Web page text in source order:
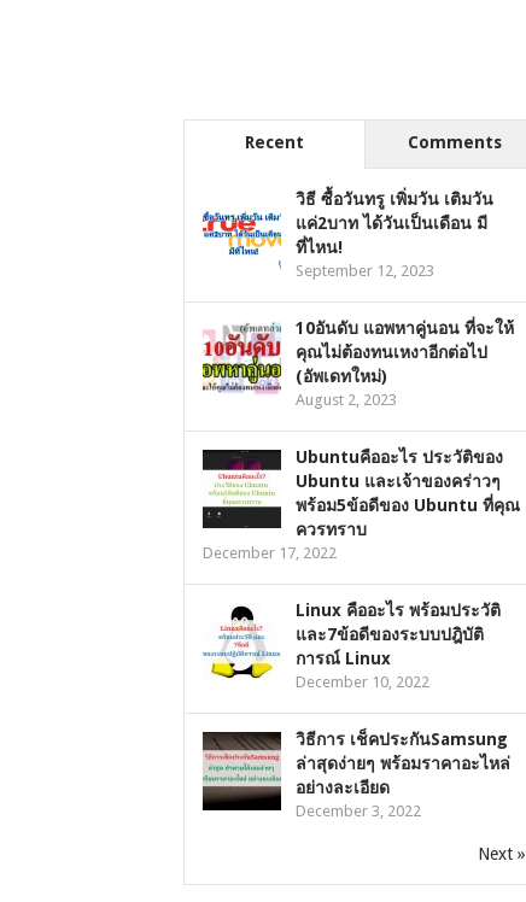
Recent Comments
วิธี ซื้อวันทรู เพิ่มวัน เติมวัน
แค่2บาท ได้วันเป็นเดือน มี
ที่ไหน!
September 12, 2023
10อันดับ แอพหาคู่นอน ที่จะให้
คุณไม่ต้องทนเหงาอีกต่อไป
(อัพเดทใหม่)
August 2, 2023
Ubuntuคืออะไร ประวัติของ
Ubuntu และเจ้าของคร่าวๆ
พร้อม5ข้อดีของ Ubuntu ที่คุณ
ควรทราบ
December 17, 2022
Linux คืออะไร พร้อมประวัติ
และ7ข้อดีของระบบปฎิบัติ
การณ์ Linux
December 10, 2022
วิธีการ เช็คประกันSamsung
ล่าสุดง่ายๆ พร้อมราคาอะไหล่
อย่างละเอียด
December 3, 2022
Next »